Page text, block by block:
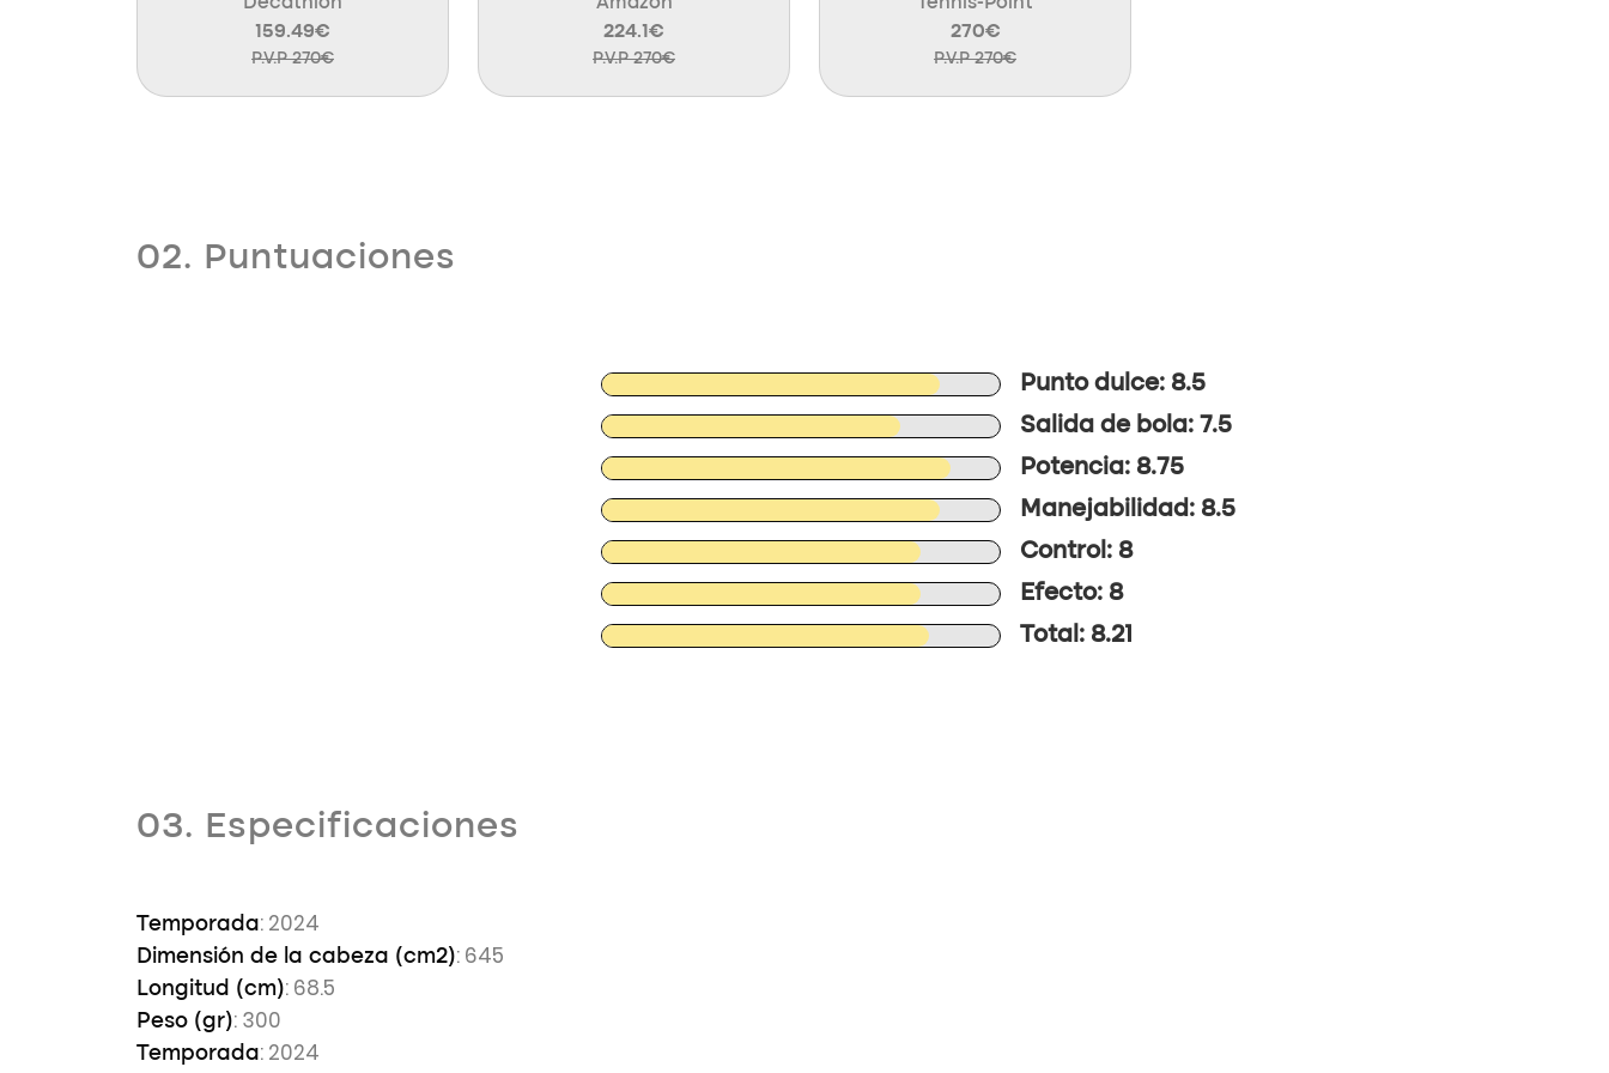
159.49€
P.V.P 270€
224.1€
P.V.P 270€
270€
P.V.P 270€
02. Puntuaciones
Punto dulce: 8.5
Salida de bola: 7.5
Potencia: 8.75
Manejabilidad: 8.5
Control: 8
Efecto: 8
Total: 8.21
03. Especificaciones
Temporada: 2024
Dimensión de la cabeza (cm2): 645
Longitud (cm): 68.5
Peso (gr): 300
Temporada: 2024